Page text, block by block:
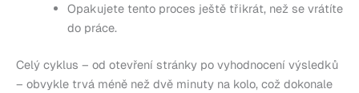
Opakujete tento proces ještě třikrát, než se vrátíte
do práce.
Celý cyklus – od otevření stránky po vyhodnocení výsledků
– obvykle trvá méně než dvě minuty na kolo, což dokonale